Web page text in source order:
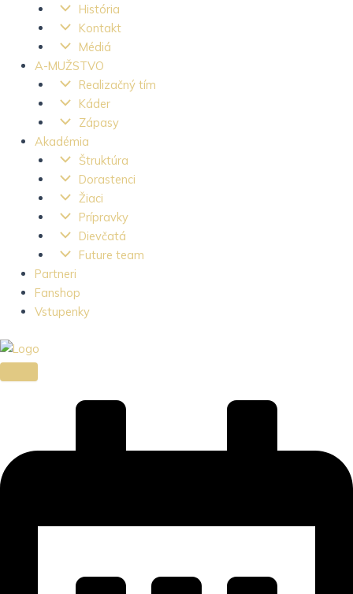
História
Kontakt
Médiá
A-MUŽSTVO
Realizačný tím
Káder
Zápasy
Akadémia
Štruktúra
Dorastenci
Žiaci
Prípravky
Dievčatá
Future team
Partneri
Fanshop
Vstupenky